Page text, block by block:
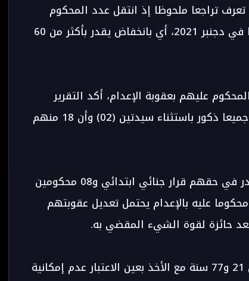
العقوبة تعرف تراجعا ملحوظا إذ انتقل عدد المحكوم
عليهم من 197 شخصا سنة 1993 إلى 79 شخصا في دجنبر 2021، أي بانخفاض يقدر بأكثر من 60
عليهم بعقوبة الإعدام، أكد التقرير
السنوي لرئاسة النيابة العام برسم 2021، أنهم جميعا ذكور باستثناء سيدتين (02) وأن 18 منهم
وبخصوص وضعيتهم الجنائية فإن 16 محكوما صدر في حقهم قرار جنائي ابتدائي و08 محكومين
استئنافيا و55 محكومين نهائيا، ما يعني أن 24 محكوما عليه بالإعدام يحتمل تعديل عقوبتهم
حائزة لقوة الشيء المقضي به.
وبشأن سن المحكومين بالإعدام فإنه يتراوح، بين 21 و77 سنة مع الأخذ بعين الاعتبار عدم إمكانية